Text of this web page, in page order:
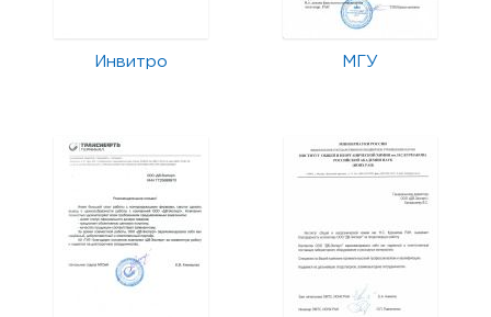
Инвитро МГУ